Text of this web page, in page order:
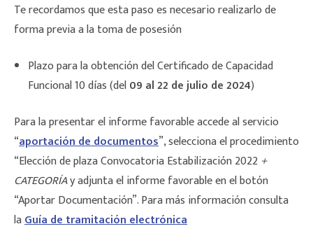
Te recordamos que esta paso es necesario realizarlo de
forma previa a la toma de posesión
Plazo para la obtención del Certificado de Capacidad
Funcional 10 días (del09 al 22 de julio de 2024)
Para la presentar el informe favorable accede al servicio
“aportación de documentos”, selecciona el procedimiento
“Elección de plaza Convocatoria Estabilización 2022 +
CATEGORÍAy adjunta el informe favorable en el botón
“Aportar Documentación”. Para más información consulta
laGuía de tramitación electrónica